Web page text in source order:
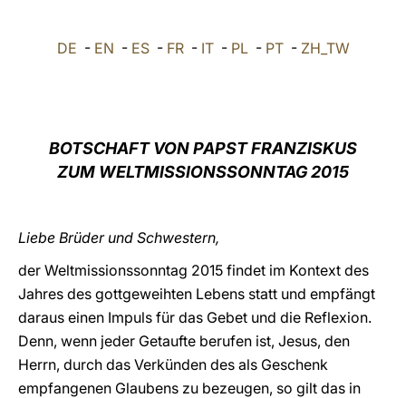
العربيّة DE - EN - ES- FR- IT- PL- PT- ZH_TW
BOTSCHAFT VON PAPST FRANZISKUS
ZUM WELTMISSIONSSONNTAG 2015
Liebe Brüder und Schwestern,
der Weltmissionssonntag 2015 findet im Kontext des
Jahres des gottgeweihten Lebens statt und empfängt
daraus einen Impuls für das Gebet und die Reflexion.
Denn, wenn jeder Getaufte berufen ist, Jesus, den
Herrn, durch das Verkünden des als Geschenk
empfangenen Glaubens zu bezeugen, so gilt das in